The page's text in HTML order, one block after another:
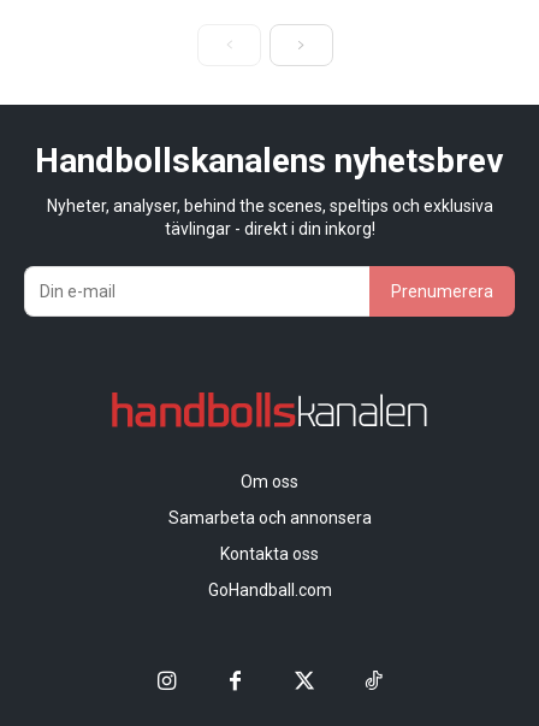
Handbollskanalens nyhetsbrev
Nyheter, analyser, behind the scenes, speltips och exklusiva
tävlingar - direkt i din inkorg!
Prenumerera
Om oss
Samarbeta och annonsera
Kontakta oss
GoHandball.com